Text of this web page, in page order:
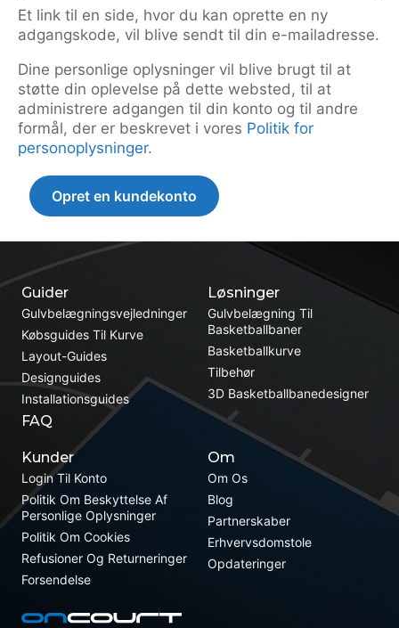
Et link til en side, hvor du kan oprette en ny
adgangskode, vil blive sendt til din e-mailadresse.
Dine personlige oplysninger vil blive brugt til at
støtte din oplevelse på dette websted, til at
administrere adgangen til din konto og til andre
formål, der er beskrevet i vores Politik for
personoplysninger.
Opret en kundekonto
Løsninger
Gulvbelægning Til
Basketballbaner
Basketballkurve
Tilbehør
3D Basketballbanedesigner
Guider
Gulvbelægningsvejledninger
Købsguides Til Kurve
Layout-Guides
Designguides
Installationsguides
FAQ
Kunder
Login Til Konto
Politik Om Beskyttelse Af
Personlige Oplysninger
Politik Om Cookies
Refusioner Og Returneringer
Forsendelse
Om
Om Os
Blog
Partnerskaber
Erhvervsdomstole
Opdateringer